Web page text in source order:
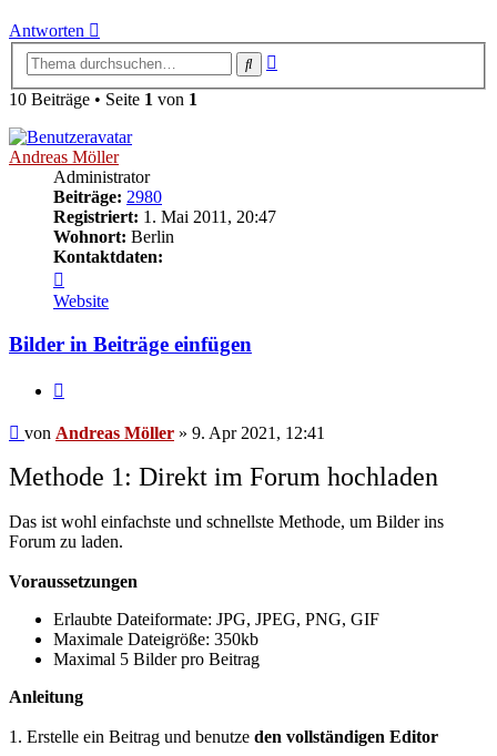
Antworten
Suche
10 Beiträge • Seite 1 von 1
Andreas Möller
Administrator
Beiträge: 2980
Registriert: 1. Mai 2011, 20:47
Wohnort: Berlin
Kontaktdaten:
von
Andreas
Möller
Website
Bilder in Beiträge einfügen
Beitrag
von Andreas Möller » 9. Apr 2021, 12:41
Methode 1: Direkt im Forum hochladen
Das ist wohl einfachste und schnellste Methode, um Bilder ins
Forum zu laden.
Voraussetzungen
Erlaubte Dateiformate: JPG, JPEG, PNG, GIF
Maximale Dateigröße: 350kb
Maximal 5 Bilder pro Beitrag
Anleitung
1. Erstelle ein Beitrag und benutze den vollständigen Editor